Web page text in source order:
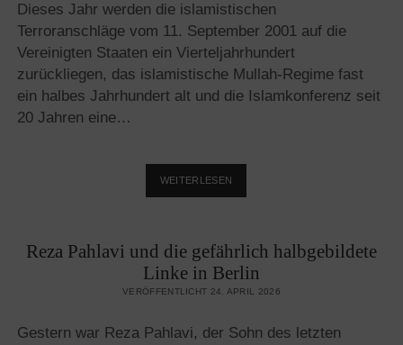
Dieses Jahr werden die islamistischen
Terroranschläge vom 11. September 2001 auf die
Vereinigten Staaten ein Vierteljahrhundert
zurückliegen, das islamistische Mullah-Regime fast
ein halbes Jahrhundert alt und die Islamkonferenz seit
20 Jahren eine…
WEITERLESEN
ISLAMKRITIK
IN
EUROPA
Reza Pahlavi und die gefährlich halbgebildete
Linke in Berlin
VERÖFFENTLICHT 24. APRIL 2026
Gestern war Reza Pahlavi, der Sohn des letzten